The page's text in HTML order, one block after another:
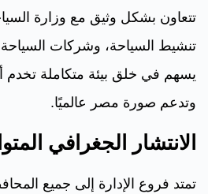
تتعاون بشكل وثيق مع وزارة
تنشيط السياحة، وشركات السياحة
يسهم في خلق بيئة متكاملة تخدم
وتدعم صورة مصر عالميًا.
الانتشار الجغرافي
تمتد فروع الإدارة إلى جميع